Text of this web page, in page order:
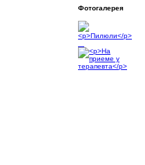
Фотогалерея